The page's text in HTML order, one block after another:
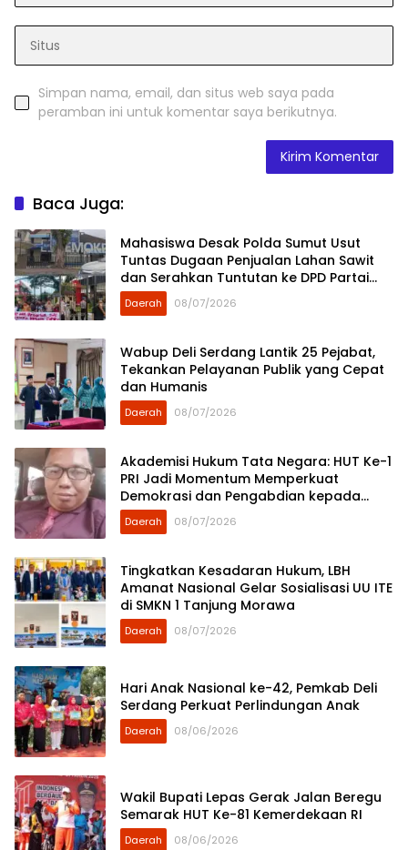
Simpan nama, email, dan situs web saya pada
peramban ini untuk komentar saya berikutnya.
Baca Juga:
Mahasiswa Desak Polda Sumut Usut
Tuntas Dugaan Penjualan Lahan Sawit
dan Serahkan Tuntutan ke DPD Partai
Demokrat Sumut
Daerah 08/07/2026
Wabup Deli Serdang Lantik 25 Pejabat,
Tekankan Pelayanan Publik yang Cepat
dan Humanis
Daerah 08/07/2026
Akademisi Hukum Tata Negara: HUT Ke-1
PRI Jadi Momentum Memperkuat
Demokrasi dan Pengabdian kepada
Rakyat
Daerah 08/07/2026
Tingkatkan Kesadaran Hukum, LBH
Amanat Nasional Gelar Sosialisasi UU ITE
di SMKN 1 Tanjung Morawa
Daerah 08/07/2026
Hari Anak Nasional ke-42, Pemkab Deli
Serdang Perkuat Perlindungan Anak
Daerah 08/06/2026
Wakil Bupati Lepas Gerak Jalan Beregu
Semarak HUT Ke-81 Kemerdekaan RI
Daerah 08/06/2026